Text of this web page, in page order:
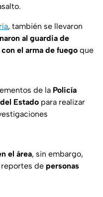
, también se llevaron
al guardia de
el arma de fuego que
de la Policía
Estado para realizar
el área, sin embargo,
reportes de personas